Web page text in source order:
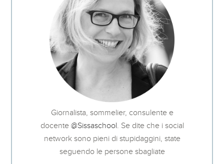
Giornalista, sommelier, consulente e
docente @Sissaschool. Se dite che i social
network sono pieni di stupidaggini, state
seguendo le persone sbagliate